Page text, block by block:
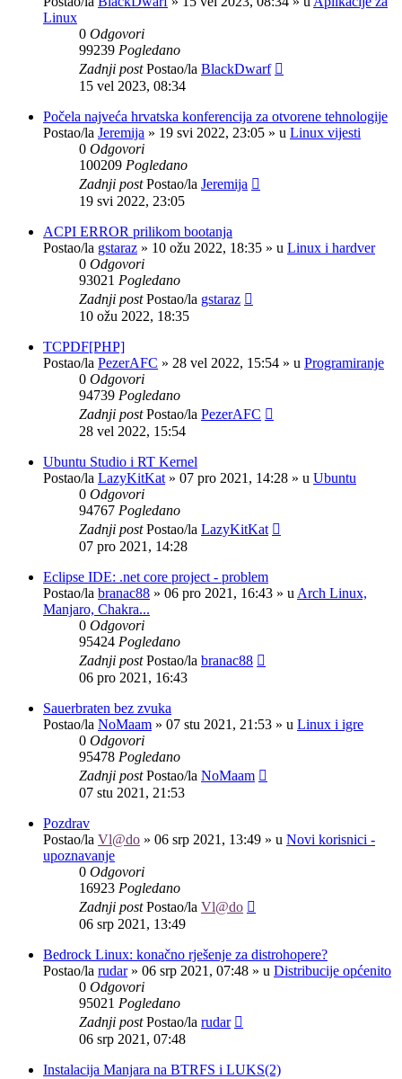
Linux
0 Odgovori
99239 Pogledano
Zadnji postPostao/la BlackDwarf
15 vel 2023, 08:34
Počela najveća hrvatska konferencija za otvorene tehnologije
Postao/la Jeremija » 19 svi 2022, 23:05 » u Linux vijesti
0 Odgovori
100209 Pogledano
Zadnji postPostao/la Jeremija
19 svi 2022, 23:05
ACPI ERROR prilikom bootanja
Postao/la gstaraz » 10 ožu 2022, 18:35 » u Linux i hardver
0 Odgovori
93021 Pogledano
Zadnji postPostao/la gstaraz
10 ožu 2022, 18:35
TCPDF[PHP]
Postao/la PezerAFC » 28 vel 2022, 15:54 » u Programiranje
0 Odgovori
94739 Pogledano
Zadnji postPostao/la PezerAFC
28 vel 2022, 15:54
Ubuntu Studio i RT Kernel
Postao/la LazyKitKat » 07 pro 2021, 14:28 » u Ubuntu
0 Odgovori
94767 Pogledano
Zadnji postPostao/la LazyKitKat
07 pro 2021, 14:28
Eclipse IDE: .net core project - problem
Postao/la branac88 » 06 pro 2021, 16:43 » u Arch Linux,
Manjaro, Chakra...
0 Odgovori
95424 Pogledano
Zadnji postPostao/la branac88
06 pro 2021, 16:43
Sauerbraten bez zvuka
Postao/la NoMaam » 07 stu 2021, 21:53 » u Linux i igre
0 Odgovori
95478 Pogledano
Zadnji postPostao/la NoMaam
07 stu 2021, 21:53
Pozdrav
Postao/la Vl@do » 06 srp 2021, 13:49 » u Novi korisnici -
upoznavanje
0 Odgovori
16923 Pogledano
Zadnji postPostao/la Vl@do
06 srp 2021, 13:49
Bedrock Linux: konačno rješenje za distrohopere?
Postao/la rudar» 06 srp 2021, 07:48 » u Distribucije općenito
0 Odgovori
95021 Pogledano
Zadnji postPostao/la rudar
06 srp 2021, 07:48
Instalacija Manjara na BTRFS i LUKS(2)